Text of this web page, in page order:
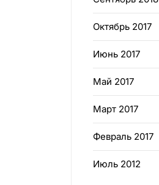
Октябрь 2017
Июнь 2017
Май 2017
Март 2017
Февраль 2017
Июль 2012